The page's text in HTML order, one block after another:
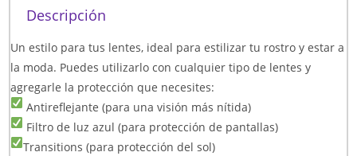
Descripción
Un estilo para tus lentes, ideal para estilizar tu rostro y estar a
la moda. Puedes utilizarlo con cualquier tipo de lentes y
agregarle la protección que necesites:
Antireflejante (para una visión más nítida)
Filtro de luz azul (para protección de pantallas)
Transitions (para protección del sol)